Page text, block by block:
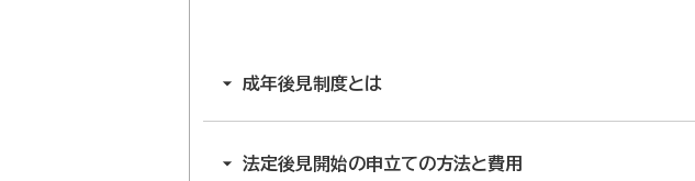
成年後見制度とは
法定後見開始の申立ての方法と費用